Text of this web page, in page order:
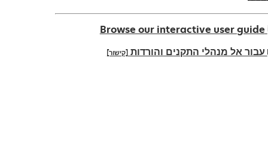
עבור אל מנהלי התקנים והורדות[קישור]